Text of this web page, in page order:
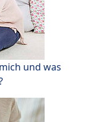
und was